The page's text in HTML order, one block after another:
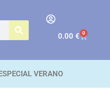
0.00 € 0
VERANO